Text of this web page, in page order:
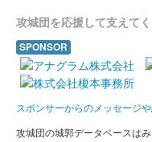
小幡城 御城印
500枚限定。
小幡城 御城印
攻城団を応援して支えて
SPONSOR
スポンサーからのメッセージ
攻城団の城郭データベースは